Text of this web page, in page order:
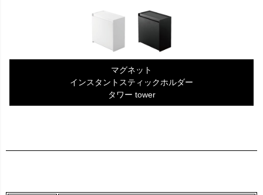
マグネット
インスタントスティックホルダー
タワー tower